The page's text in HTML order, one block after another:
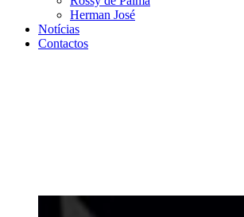
Herman José
Notícias
Contactos